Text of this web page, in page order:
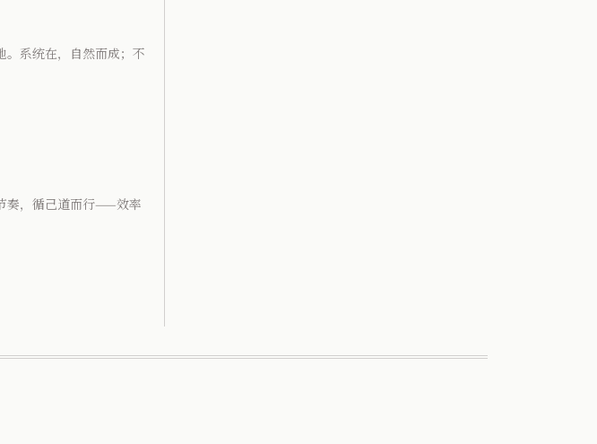
。系统在，自然而成；不
奏，循己道而行——效率